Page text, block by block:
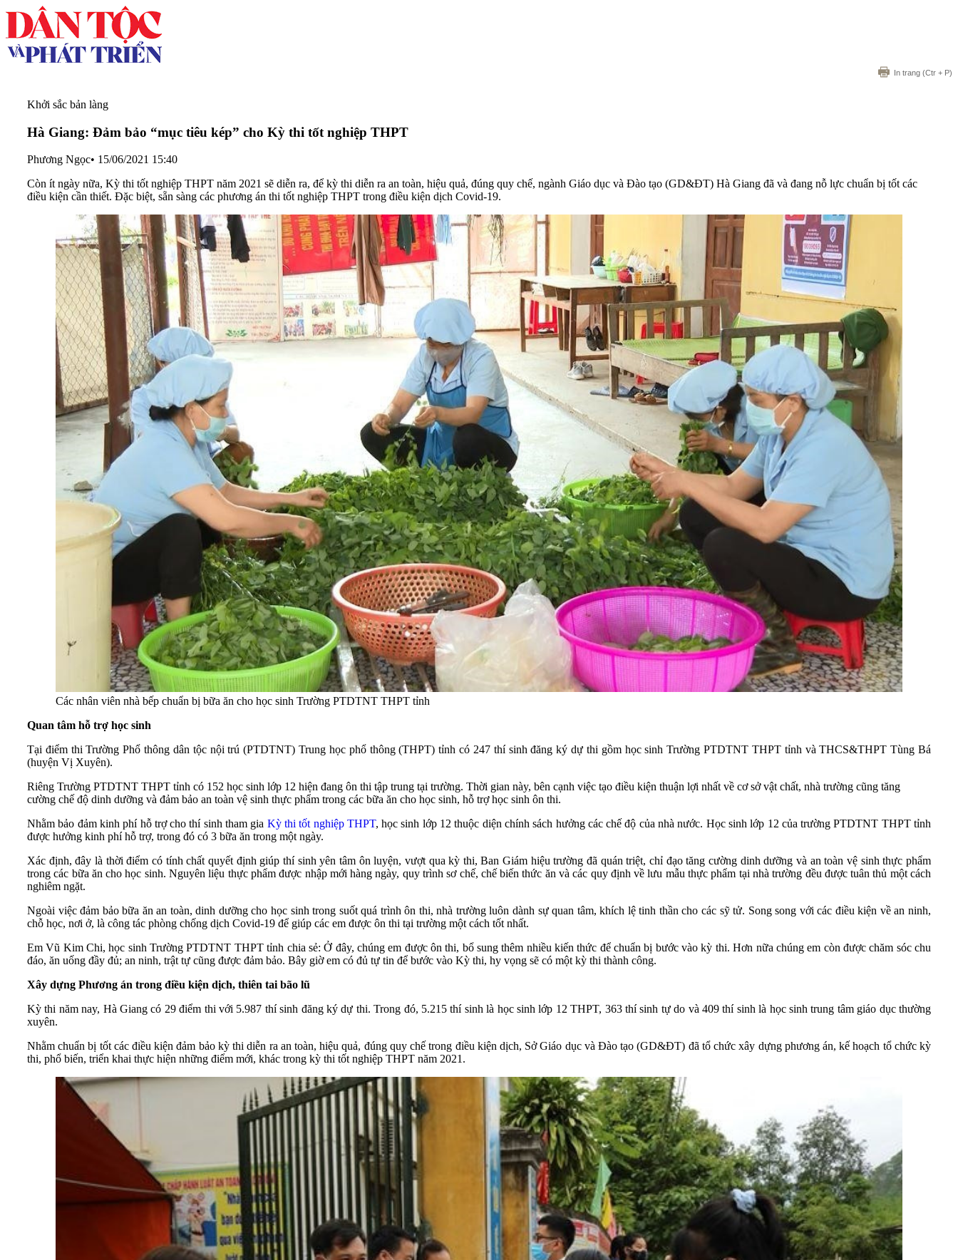
In trang (Ctr + P)
Khởi sắc bản làng
Hà Giang: Đảm bảo “mục tiêu kép” cho Kỳ thi tốt nghiệp THPT
Phương Ngọc• 15/06/2021 15:40
Còn ít ngày nữa, Kỳ thi tốt nghiệp THPT năm 2021 sẽ diễn ra, để kỳ thi diễn ra an toàn, hiệu quả, đúng quy chế, ngành Giáo dục và Đào tạo (GD&ĐT) Hà Giang đã và đang nỗ lực chuẩn bị tốt các
điều kiện cần thiết. Đặc biệt, sẵn sàng các phương án thi tốt nghiệp THPT trong điều kiện dịch Covid-19.
Các nhân viên nhà bếp chuẩn bị bữa ăn cho học sinh Trường PTDTNT THPT tỉnh
Quan tâm hỗ trợ học sinh
Tại điểm thi Trường Phổ thông dân tộc nội trú (PTDTNT) Trung học phổ thông (THPT) tỉnh có 247 thí sinh đăng ký dự thi gồm học sinh Trường PTDTNT THPT tỉnh và THCS&THPT Tùng Bá
(huyện Vị Xuyên).
Riêng Trường PTDTNT THPT tỉnh có 152 học sinh lớp 12 hiện đang ôn thi tập trung tại trường. Thời gian này, bên cạnh việc tạo điều kiện thuận lợi nhất về cơ sở vật chất, nhà trường cũng tăng
cường chế độ dinh dưỡng và đảm bảo an toàn vệ sinh thực phẩm trong các bữa ăn cho học sinh, hỗ trợ học sinh ôn thi.
Nhằm bảo đảm kinh phí hỗ trợ cho thí sinh tham gia Kỳ thi tốt nghiệp THPT, học sinh lớp 12 thuộc diện chính sách hưởng các chế độ của nhà nước. Học sinh lớp 12 của trường PTDTNT THPT tỉnh
được hưởng kinh phí hỗ trợ, trong đó có 3 bữa ăn trong một ngày.
Xác định, đây là thời điểm có tính chất quyết định giúp thí sinh yên tâm ôn luyện, vượt qua kỳ thi, Ban Giám hiệu trường đã quán triệt, chỉ đạo tăng cường dinh dưỡng và an toàn vệ sinh thực phẩm
trong các bữa ăn cho học sinh. Nguyên liệu thực phẩm được nhập mới hàng ngày, quy trình sơ chế, chế biến thức ăn và các quy định về lưu mẫu thực phẩm tại nhà trường đều được tuân thủ một cách
nghiêm ngặt.
Ngoài việc đảm bảo bữa ăn an toàn, dinh dưỡng cho học sinh trong suốt quá trình ôn thi, nhà trường luôn dành sự quan tâm, khích lệ tinh thần cho các sỹ tử. Song song với các điều kiện về an ninh,
chỗ học, nơi ở, là công tác phòng chống dịch Covid-19 để giúp các em được ôn thi tại trường một cách tốt nhất.
Em Vũ Kim Chi, học sinh Trường PTDTNT THPT tỉnh chia sẻ: Ở đây, chúng em được ôn thi, bổ sung thêm nhiều kiến thức để chuẩn bị bước vào kỳ thi. Hơn nữa chúng em còn được chăm sóc chu
đáo, ăn uống đầy đủ; an ninh, trật tự cũng được đảm bảo. Bây giờ em có đủ tự tin để bước vào Kỳ thi, hy vọng sẽ có một kỳ thi thành công.
Xây dựng Phương án trong điều kiện dịch, thiên tai bão lũ
Kỳ thi năm nay, Hà Giang có 29 điểm thi với 5.987 thí sinh đăng ký dự thi. Trong đó, 5.215 thí sinh là học sinh lớp 12 THPT, 363 thí sinh tự do và 409 thí sinh là học sinh trung tâm giáo dục thường
xuyên.
Nhằm chuẩn bị tốt các điều kiện đảm bảo kỳ thi diễn ra an toàn, hiệu quả, đúng quy chế trong điều kiện dịch, Sở Giáo dục và Đào tạo (GD&ĐT) đã tổ chức xây dựng phương án, kế hoạch tổ chức kỳ
thi, phổ biến, triển khai thực hiện những điểm mới, khác trong kỳ thi tốt nghiệp THPT năm 2021.